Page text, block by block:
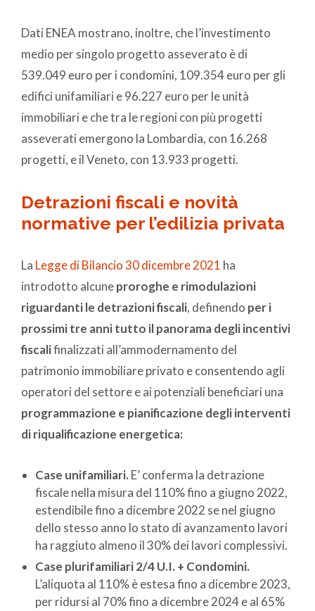
Dati ENEA mostrano, inoltre, che l’investimento
medio per singolo progetto asseverato è di
539.049 euro per i condomini, 109.354 euro per gli
edifici unifamiliari e 96.227 euro per le unità
immobiliari e che tra le regioni con più progetti
asseverati emergono la Lombardia, con 16.268
progetti, e il Veneto, con 13.933 progetti.
Detrazioni fiscali e novità
normative per l’edilizia privata
La Legge di Bilancio 30 dicembre 2021 ha
introdotto alcuneproroghe e rimodulazioni
riguardanti le detrazioni fiscali, definendo per i
prossimi tre anni tutto il panorama degli incentivi
fiscalifinalizzati all’ammodernamento del
patrimonio immobiliare privato e consentendo agli
operatori del settore e ai potenziali beneficiari una
programmazione e pianificazione degli interventi
di riqualificazione energetica:
Case unifamiliari. E’ conferma la detrazione
fiscale nella misura del 110% fino a giugno 2022,
estendibile fino a dicembre 2022 se nel giugno
dello stesso anno lo stato di avanzamento lavori
ha raggiuto almeno il 30% dei lavori complessivi.
Case plurifamiliari 2/4 U.I. + Condomini.
L’aliquota al 110% è estesa fino a dicembre 2023,
per ridursi al 70% fino a dicembre 2024 e al 65%